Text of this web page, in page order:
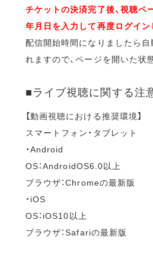
チケットの決済完了後、視聴ペ
年月日を入力して再度ログイン
配信開始時間になりましたら
れますので、ページを開いた状
■ライブ視聴に関する注
【動画視聴における推奨環境】
スマートフォン・タブレット
・Android
OS：AndroidOS6.0以上
ブラウザ：Chromeの最新版
・iOS
OS：iOS10以上
ブラウザ：Safariの最新版